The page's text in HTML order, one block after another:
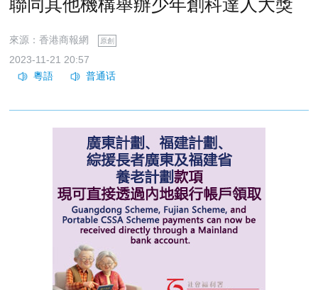
聯同其他機構舉辦少年創科達人大獎
來源：香港商報網 原創
2023-11-21 20:57